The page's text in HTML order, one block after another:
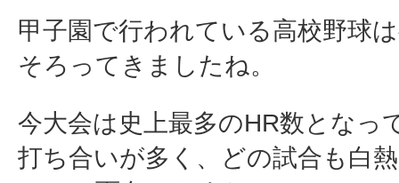
甲子園で行われている高校野球
そろってきましたね。
今大会は史上最多のHR数となっ
打ち合いが多く、どの試合も白